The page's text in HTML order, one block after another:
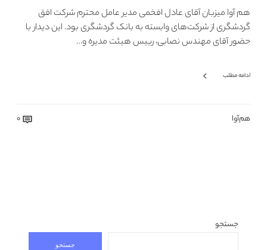
هم آوا میزبان آقای عادل افخمی مدیر عامل محترم شرکت افق
گردشگری از شرکت‌های وابسته به بانک گردشگری بود. این دیدار با
حضور آقای مهندس نصابی، رییس هیئت مدیره و…
ادامه مطلب
هم‌آوا 0
جستجو
جستجو